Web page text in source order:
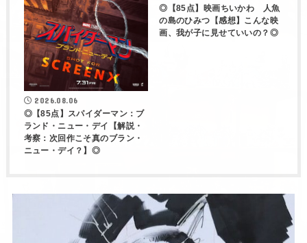
2026.08.06
◎【85点】スパイダーマン：ブ
ランド・ニュー・デイ【解説・
考察：次回作こそ真のブラン・
ニュー・デイ？】◎
◎【85点】映画ちいかわ 人魚
の島のひみつ【感想】こんな映
画、我が子に見せていいの？◎